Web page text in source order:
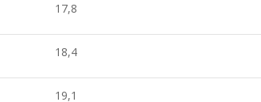
17,8
18,4
19,1